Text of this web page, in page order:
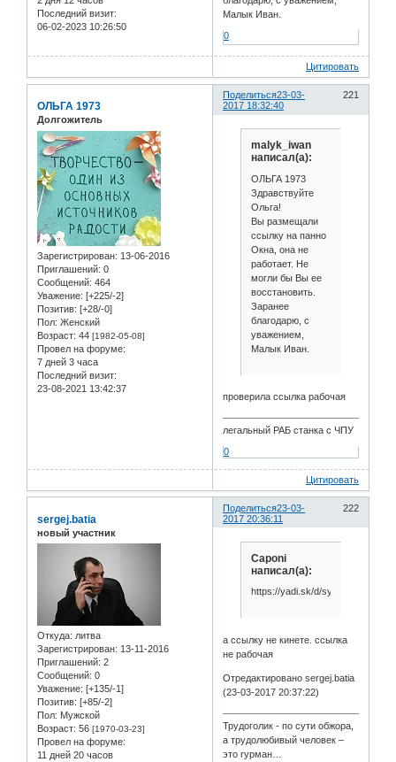
Последний визит:
06-02-2023 10:26:50
Малык Иван.
0
Цитировать
Поделиться 221
23-03-
2017 18:32:40
ОЛЬГА 1973
Долгожитель
Зарегистрирован: 13-06-2016
Приглашений: 0
Сообщений: 464
Уважение: [+225/-2]
Позитив: [+28/-0]
Пол: Женский
Возраст: 44 [1982-05-08]
Провел на форуме:
7 дней 3 часа
Последний визит:
23-08-2021 13:42:37
malyk_iwan
написал(а):
ОЛЬГА 1973
Здравствуйте
Ольга!
Вы размещали
ссылку на панно
Окна, она не
работает. Не
могли бы Вы ее
восстановить.
Заранее
благодарю, с
уважением,
Малык Иван.
проверила ссылка рабочая
легальный РАБ станка с ЧПУ
0
Цитировать
Поделиться 222
23-03-
2017 20:36:11
sergej.batia
новый участник
Откуда: литва
Зарегистрирован: 13-11-2016
Приглашений: 2
Сообщений: 0
Уважение: [+135/-1]
Позитив: [+85/-2]
Пол: Мужской
Возраст: 56 [1970-03-23]
Провел на форуме:
11 дней 20 часов
Caponi
написал(а):
https://yadi.sk/d/sy2HfCKjwL9Tw
а ссылку не кинете. ссылка
не рабочая
Отредактировано sergej.batia
(23-03-2017 20:37:22)
Трудоголик - по сути обжора,
а трудолюбивый человек –
это гурман…